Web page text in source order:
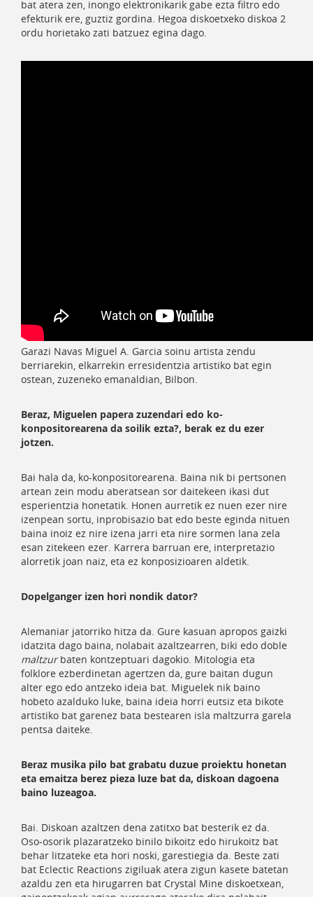
bat atera zen, inongo elektronikarik gabe ezta filtro edo
efekturik ere, guztiz gordina. Hegoa diskoetxeko diskoa 2
ordu horietako zati batzuez egina dago.
Garazi Navas Miguel A. Garcia soinu artista zendu
berriarekin, elkarrekin erresidentzia artistiko bat egin
ostean, zuzeneko emanaldian, Bilbon.
Beraz, Miguelen papera zuzendari edo ko-
konpositorearena da soilik ezta?, berak ez du ezer
jotzen.
Bai hala da, ko-konpositorearena. Baina nik bi pertsonen
artean zein modu aberatsean sor daitekeen ikasi dut
esperientzia honetatik. Honen aurretik ez nuen ezer nire
izenpean sortu, inprobisazio bat edo beste eginda nituen
baina inoiz ez nire izena jarri eta nire sormen lana zela
esan zitekeen ezer. Karrera barruan ere, interpretazio
alorretik joan naiz, eta ez konposizioaren aldetik.
Dopelganger izen hori nondik dator?
Alemaniar jatorriko hitza da. Gure kasuan apropos gaizki
idatzita dago baina, nolabait azaltzearren, biki edo doble
maltzurbaten kontzeptuari dagokio. Mitologia eta
folklore ezberdinetan agertzen da, gure baitan dugun
alter ego edo antzeko ideia bat. Miguelek nik baino
hobeto azalduko luke, baina ideia horri eutsiz eta bikote
artistiko bat garenez bata bestearen isla maltzurra garela
pentsa daiteke.
Beraz musika pilo bat grabatu duzue proiektu honetan
eta emaitza berez pieza luze bat da, diskoan dagoena
baino luzeagoa.
Bai. Diskoan azaltzen dena zatitxo bat besterik ez da.
Oso-osorik plazaratzeko binilo bikoitz edo hirukoitz bat
behar litzateke eta hori noski, garestiegia da. Beste zati
bat Eclectic Reactions zigiluak atera zigun kasete batetan
azaldu zen eta hirugarren bat Crystal Mine diskoetxean,